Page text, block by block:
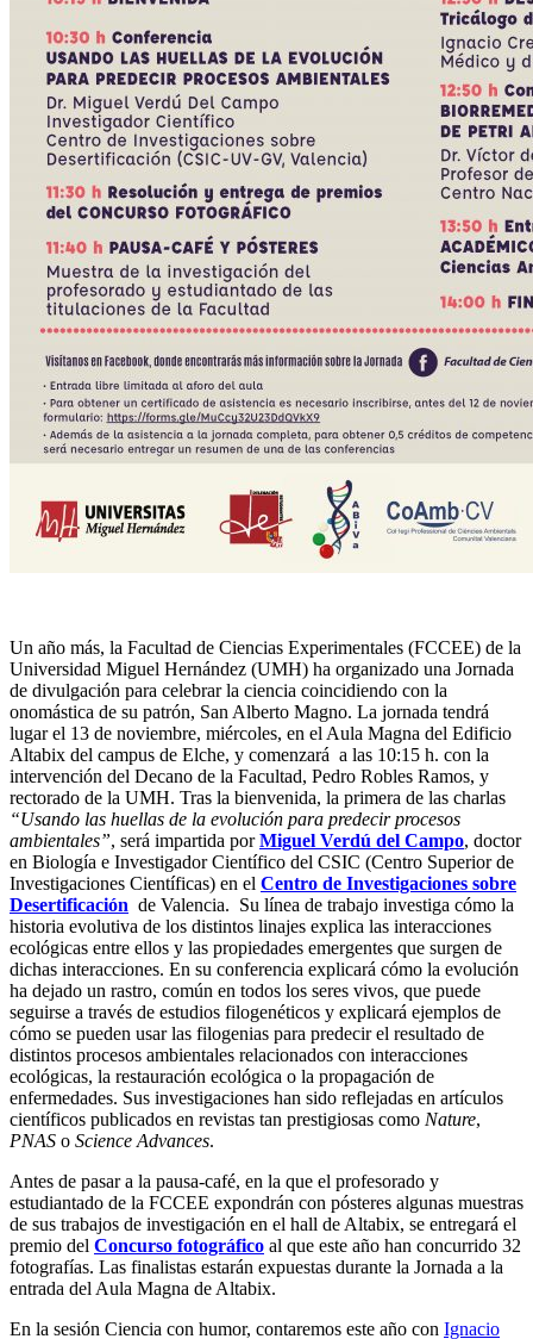
Un año más, la Facultad de Ciencias Experimentales (FCCEE) de la
Universidad Miguel Hernández (UMH) ha organizado una Jornada
de divulgación para celebrar la ciencia coincidiendo con la
onomástica de su patrón, San Alberto Magno. La jornada tendrá
lugar el 13 de noviembre, miércoles, en el Aula Magna del Edificio
Altabix del campus de Elche, y comenzará a las 10:15 h. con la
intervención del Decano de la Facultad, Pedro Robles Ramos, y
rectorado de la UMH. Tras la bienvenida, la primera de las charlas
“Usando las huellas de la evolución para predecir procesos
ambientales”, será impartida porMiguel Verdú del Campo, doctor
en Biología e Investigador Científico del CSIC (Centro Superior de
Investigaciones Científicas) en el Centro de Investigaciones sobre
Desertificación de Valencia. Su línea de trabajo investiga cómo la
historia evolutiva de los distintos linajes explica las interacciones
ecológicas entre ellos y las propiedades emergentes que surgen de
dichas interacciones. En su conferencia explicará cómo la evolución
ha dejado un rastro, común en todos los seres vivos, que puede
seguirse a través de estudios filogenéticos y explicará ejemplos de
cómo se pueden usar las filogenias para predecir el resultado de
distintos procesos ambientales relacionados con interacciones
ecológicas, la restauración ecológica o la propagación de
enfermedades. Sus investigaciones han sido reflejadas en artículos
científicos publicados en revistas tan prestigiosas como Nature,
PNAS o Science Advances.
Antes de pasar a la pausa-café, en la que el profesorado y
estudiantado de la FCCEE expondrán con pósteres algunas muestras
de sus trabajos de investigación en el hall de Altabix, se entregará el
premio del Concurso fotográfico al que este año han concurrido 32
fotografías. Las finalistas estarán expuestas durante la Jornada a la
entrada del Aula Magna de Altabix.
En la sesión Ciencia con humor, contaremos este año con Ignacio